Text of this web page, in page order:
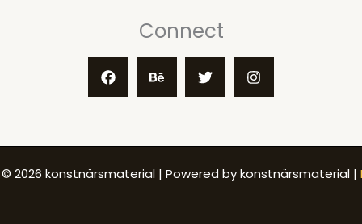
Connect
2026 konstnärsmaterial | Powered by konstnärsmaterial |